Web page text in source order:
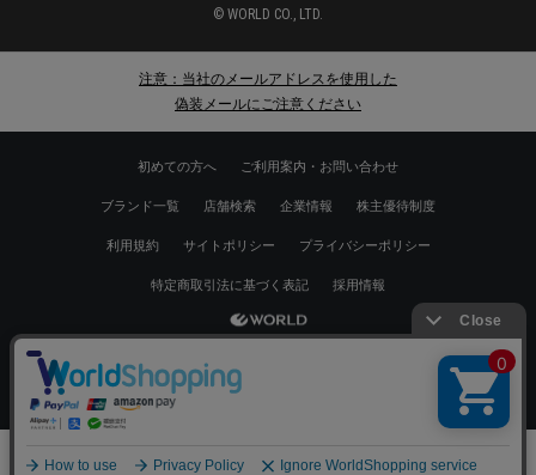
© WORLD CO., LTD.
注意：当社のメールアドレスを使用した
偽装メールにご注意ください
初めての方へ ご利用案内・お問い合わせ
ブランド一覧 店舗検索 企業情報 株主優待制度
利用規約 サイトポリシー プライバシーポリシー
特定商取引法に基づく表記 採用情報